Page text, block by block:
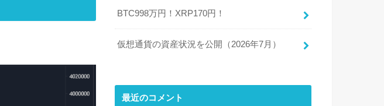
BTC998万円！XRP170円！
仮想通貨の資産状況を公開（2026年7月）
最近のコメント